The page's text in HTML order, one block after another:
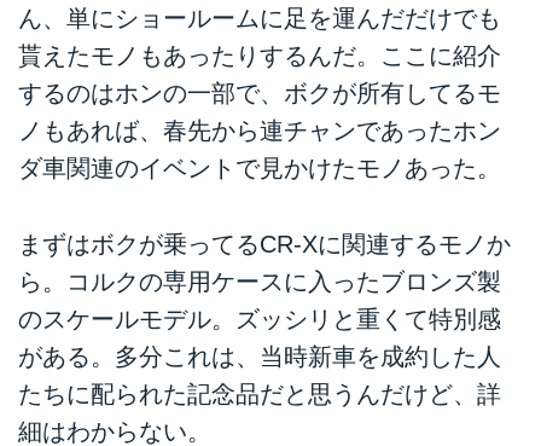
ん、単にショールームに足を運んだだけでも
貰えたモノもあったりするんだ。ここに紹介
するのはホンの一部で、ボクが所有してるモ
ノもあれば、春先から連チャンであったホン
ダ車関連のイベントで見かけたモノあった。
まずはボクが乗ってるCR-Xに関連するモノか
ら。コルクの専用ケースに入ったブロンズ製
のスケールモデル。ズッシリと重くて特別感
がある。多分これは、当時新車を成約した人
たちに配られた記念品だと思うんだけど、詳
細はわからない。